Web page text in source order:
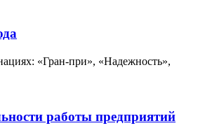
«Гран-при», «Надежность»,
работы предприятий